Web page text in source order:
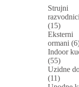
Strujni
(15)
Eksterni
ormani
Indoor
(55)
Uzidne
(11)